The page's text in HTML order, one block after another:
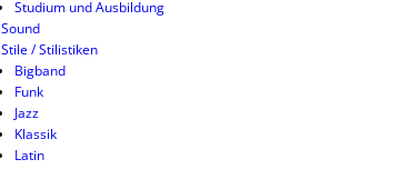
Studium und Ausbildung
Sound
Stile / Stilistiken
Bigband
Funk
Jazz
Klassik
Latin